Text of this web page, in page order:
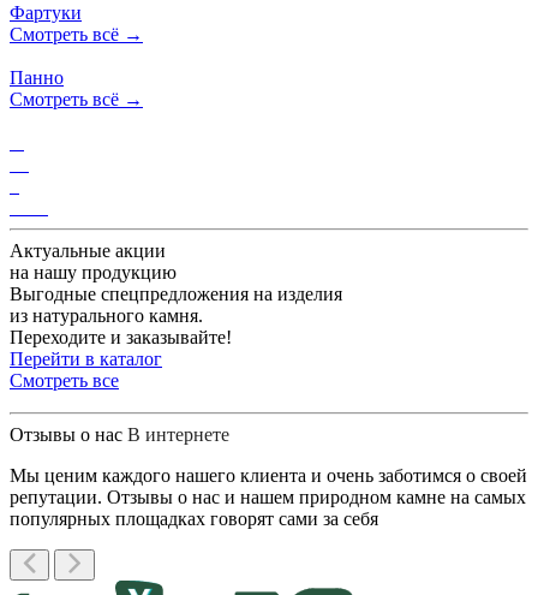
Фартуки
Смотреть всё →
Панно
Смотреть всё →
Актуальные акции
на нашу продукцию
Выгодные спецпредложения на изделия
из натурального камня.
Переходите и заказывайте!
Перейти в каталог
Смотреть все
Отзывы о нас В интернете
Мы ценим каждого нашего клиента и очень заботимся о своей
репутации. Отзывы о нас и нашем природном камне на самых
популярных площадках говорят сами за себя